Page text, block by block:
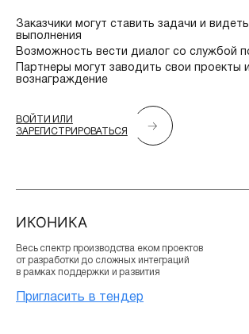
Заказчики могут ставить задачи и
выполнения
Возможность вести диалог со службой
Партнеры могут заводить свои проекты
вознаграждение
ВОЙТИ ИЛИ
ЗАРЕГИСТРИРОВАТЬСЯ
ИКОНИКА
Весь спектр производства еком проектов
от разработки до сложных интеграций
в рамках поддержки и развития
Пригласить в тендер